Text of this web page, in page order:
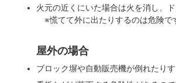
火元の近くにいた場合は火を消し、ド
※慌てて外に出たりするのは危険で
屋外の場合
ブロック塀や自動販売機が倒れたりす